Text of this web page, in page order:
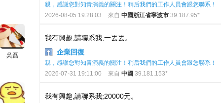
親，感謝您對知青演義的關注！稍后我們的工作人員會跟您聯系！
2026-08-05 19:28:03
來自 中國浙江省寧波市 39.187.95*
吳磊
我有興趣,請聯系我;一丟丟。
企業回復
親，感謝您對知青演義的關注！稍后我們的工作人員會跟您聯系！
2026-07-31 19:11:00
來自 中國 39.181.153*
我有興趣,請聯系我;20000元。